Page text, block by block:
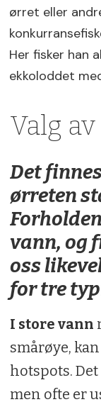
ørret eller
Her fisker han
ekkoloddet
Valg
Det
ørreten
vann, og
oss
for tre
I store vann
smårøye,
hotspots.
men ofte er